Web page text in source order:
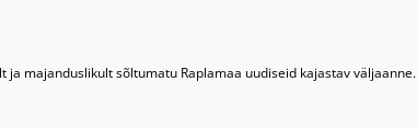
majanduslikult sõltumatu Raplamaa uudiseid kajastav väljaanne.